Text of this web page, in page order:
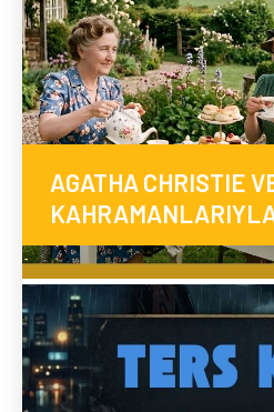
AGATHA CHRISTIE